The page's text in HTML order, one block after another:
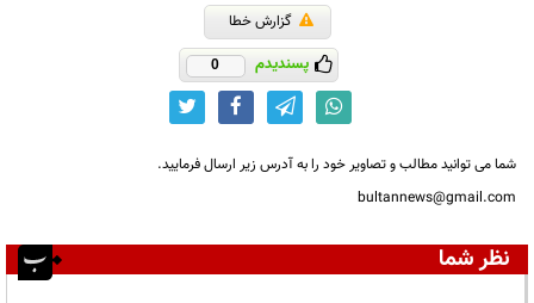
گزارش خطا
پسندیدم 0
شما می توانید مطالب و تصاویر خود را به آدرس زیر ارسال فرمایید.
bultannews@gmail.com
نظر شما